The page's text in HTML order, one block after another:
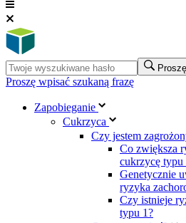
Proszę wpisać szukaną frazę
Zapobieganie
Cukrzyca
Czy jestem
Co zwiększa
cukrzycę typu
Genetycznie
ryzyka
Czy istnieje
typu 1?